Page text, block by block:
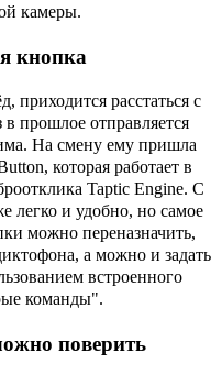
камеры.
кнопка
приходится расстаться с
прошлое отправляется
На смену ему пришла
которая работает в
Taptic Engine. С
легко и удобно, но самое
можно переназначить,
а можно и задать
встроенного
команды".
поверить